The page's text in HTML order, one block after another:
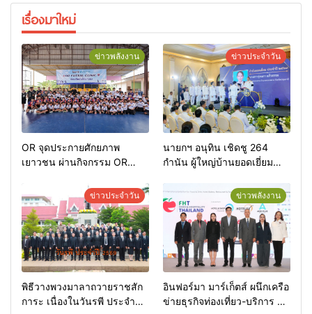
เรื่องมาใหม่
ข่าวพลังงาน
OR จุดประกายศักยภาพ
เยาวชน ผ่านกิจกรรม OR
ข่าวประจำวัน
นายกฯ อนุทิน เชิดชู 264
กำนัน ผู้ใหญ่บ้านยอดเยี่ยม
เกียรติยศแห่งการเสียสละ”
ข่าวประจำวัน
พิธีวางพวงมาลาถวายราชสัก
การะ เนื่องในวันรพี ประจำปี
ข่าวพลังงาน
อินฟอร์มา มาร์เก็ตส์ ผนึกเครือ
ข่ายธุรกิจท่องเที่ยว-บริการ จัด